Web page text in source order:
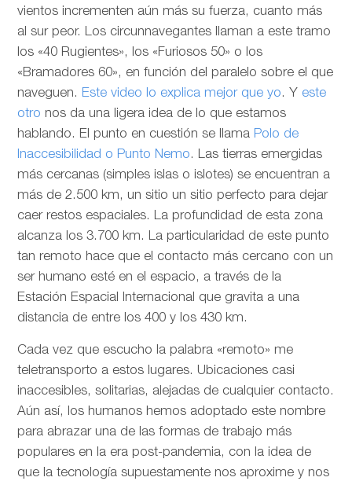
vientos incrementen aún más su fuerza, cuanto más
al sur peor. Los circunnavegantes llaman a este tramo
los «40 Rugientes», los «Furiosos 50» o los
«Bramadores 60», en función del paralelo sobre el que
naveguen. Este video lo explica mejor que yo. Y este
otro nos da una ligera idea de lo que estamos
hablando. El punto en cuestión se llama Polo de
Inaccesibilidad o Punto Nemo. Las tierras emergidas
más cercanas (simples islas o islotes) se encuentran a
más de 2.500 km, un sitio un sitio perfecto para dejar
caer restos espaciales. La profundidad de esta zona
alcanza los 3.700 km. La particularidad de este punto
tan remoto hace que el contacto más cercano con un
ser humano esté en el espacio, a través de la
Estación Espacial Internacional que gravita a una
distancia de entre los 400 y los 430 km.
Cada vez que escucho la palabra «remoto» me
teletransporto a estos lugares. Ubicaciones casi
inaccesibles, solitarias, alejadas de cualquier contacto.
Aún así, los humanos hemos adoptado este nombre
para abrazar una de las formas de trabajo más
populares en la era post-pandemia, con la idea de
que la tecnología supuestamente nos aproxime y nos